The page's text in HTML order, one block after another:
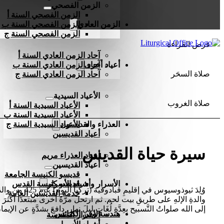
الزمن الفصحي
الزمن الفصحي السنة أ
الزمن الفصحي السنة ب
الزمن الفصحي السنة ج
الزمن العادي
آحاد الزمن العادي السنة أ
آحاد الزمن العادي السنة ب
آحاد الزمن العادي السنة ج
أعياد أخرى
الأعياد السيدية
الأعياد السيدية السنة أ
الأعياد السيدية السنة ب
الأعياد السيدية السنة ج
أعياد القديسين
العذراء والقديسون
أعياد العذراء مريم
أعياد القديسين
قديسو الكنيسة الجامعة
قديسو كنيسة القدس
خدمة القديسين العامة
الأسرار وأشباه الأسرار
الأسرار المقدسة
هندسة وفن الكنائس
فرض القراءة
صلاة السحَر
صلاة الغروب
سيرة حياة القديس
والدةِ الإلهِ على طريقِ بيت لحم. ثم ارتحلَ مرّةً أخرى مبتعدًا
إلى الله صلواتُ التَّسبيح بعِدَّةِ لُغَاتٍ ليلَ نهار. دافعَ بشدَّةٍ عن الإيمان القويمِ، وجعلَ نفسَه كُلًّا